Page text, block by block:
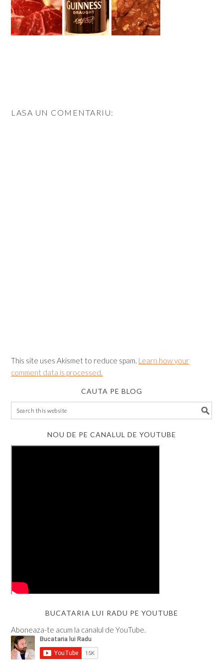
LASA UN COMENTARIU:
This site uses Akismet to reduce spam. Learn how your
comment data is processed.
CAUTA PE BLOG
NOU DE PE CANALUL DE YOUTUBE
BUCATARIA LUI RADU PE YOUTUBE
Aboneaza-te acum la canalul de YouTube.